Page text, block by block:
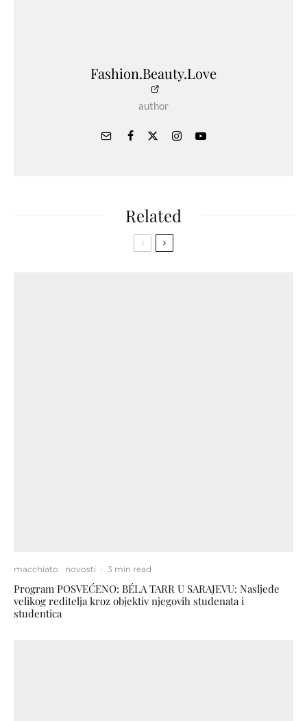
Fashion.Beauty.Love
author
Related
macchiato novosti · 3 min read
Program POSVEĆENO: BÉLA TARR U SARAJEVU: Nasljeđe
velikog reditelja kroz objektiv njegovih studenata i
studentica